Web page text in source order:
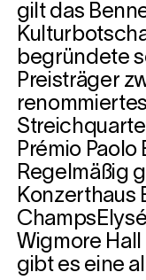
gilt das
begründete
Preisträger
Prémio
Regelmäßig
Konzerthaus
Wigmore
gibt es eine